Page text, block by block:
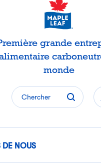
grande
alimentaire
monde
Chercher
DE NOUS